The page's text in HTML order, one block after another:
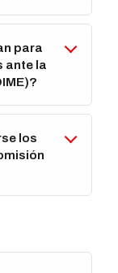
para
ante la
los